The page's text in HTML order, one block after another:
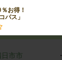
お得！
パス」
日市市 ・